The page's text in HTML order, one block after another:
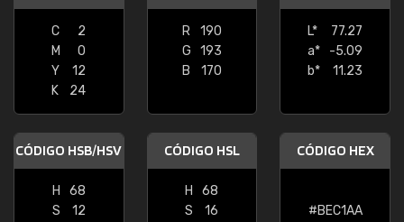
C
2
M
0
Y
12
K
24
R
190
G
193
B
170
L*
77.27
a*
-5.09
b*
11.23
CÓDIGO HSB/HSV
H
68
S
12
CÓDIGO HSL
H
68
S
16
CÓDIGO HEX
#BEC1AA